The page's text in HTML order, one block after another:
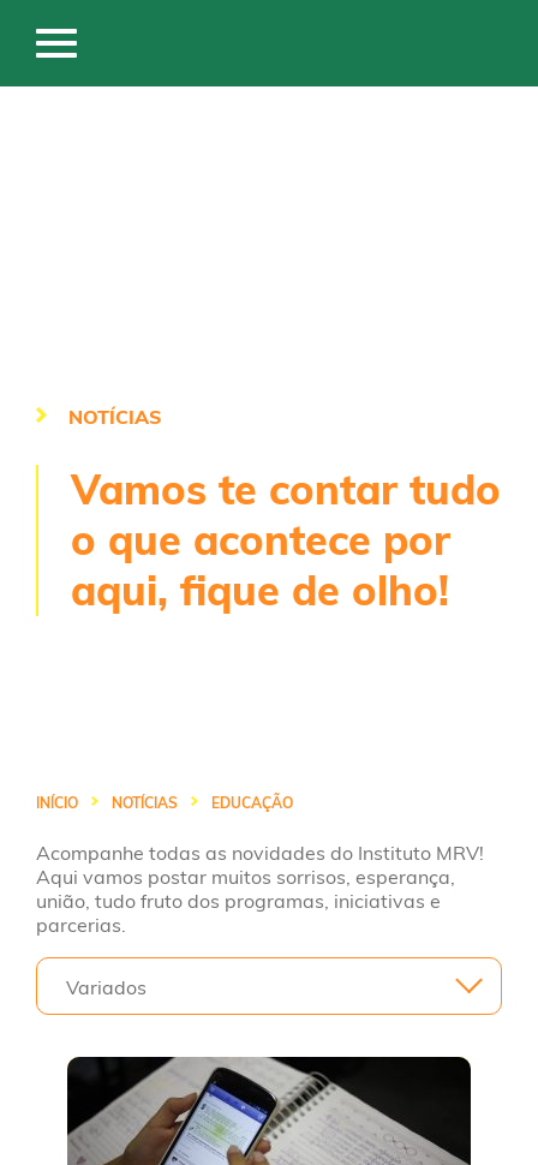
NOTÍCIAS
Vamos te contar tudo
o que acontece por
aqui, fique de olho!
INÍCIO NOTÍCIAS EDUCAÇÃO
Acompanhe todas as novidades do Instituto MRV!
Aqui vamos postar muitos sorrisos, esperança,
união, tudo fruto dos programas, iniciativas e
parcerias.
Variados